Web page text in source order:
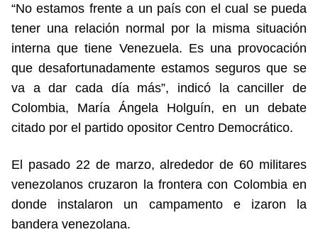
“No estamos frente a un país con el cual se pueda
tener una relación normal por la misma situación
interna que tiene Venezuela. Es una provocación
que desafortunadamente estamos seguros que se
va a dar cada día más”, indicó la canciller de
Colombia, María Ángela Holguín, en un debate
citado por el partido opositor Centro Democrático.
El pasado 22 de marzo, alrededor de 60 militares
venezolanos cruzaron la frontera con Colombia en
donde instalaron un campamento e izaron la
bandera venezolana.